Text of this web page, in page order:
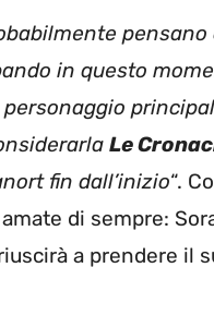
pensano
in questo
Le
fin dall’inizio“.
di sempre:
a prendere il